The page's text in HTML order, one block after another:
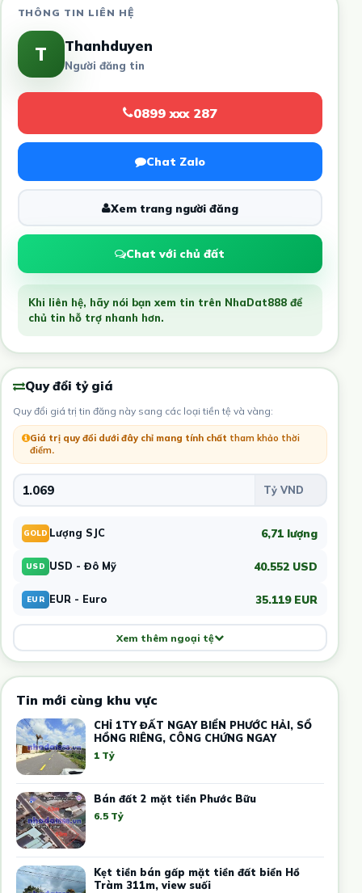
THÔNG TIN LIÊN HỆ
T Thanhduyen
Người đăng tin
0899 xxx 287
Chat Zalo
Xem trang người đăng
Chat với chủ đất
Khi liên hệ, hãy nói bạn xem tin trên NhaDat888 để
chủ tin hỗ trợ nhanh hơn.
Quy đổi tỷ giá
Quy đổi giá trị tin đăng này sang các loại tiền tệ và vàng:
Giá trị quy đổi dưới đây chỉ mang tính chất tham khảo thời
điểm.
GOLD Lượng SJC 6,71 lượng
USD USD - Đô Mỹ 40.552 USD
EUR EUR - Euro 35.119 EUR
Xem thêm ngoại tệ
Tin mới cùng khu vực
CHỈ 1TY ĐẤT NGAY BIỂN PHƯỚC HẢI, SỔ
HỒNG RIÊNG, CÔNG CHỨNG NGAY
1 Tỷ
Bán đất 2 mặt tiền Phước Bữu
6.5 Tỷ
Kẹt tiền bán gấp mặt tiền đất biển Hồ
Tràm 311m, view suối